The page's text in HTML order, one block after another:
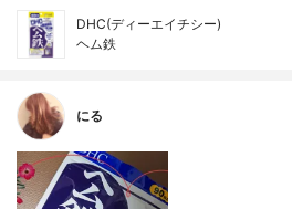
DHC(ディーエイチシー)
ヘム鉄
にる